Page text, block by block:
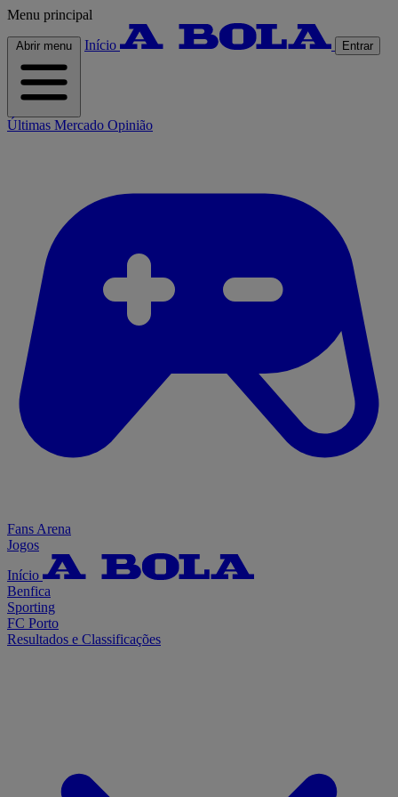
Menu principal
Abrir menu Início Entrar
Últimas Mercado Opinião
Fans Arena
Jogos
Início
Benfica
Sporting
FC Porto
Resultados e Classificações